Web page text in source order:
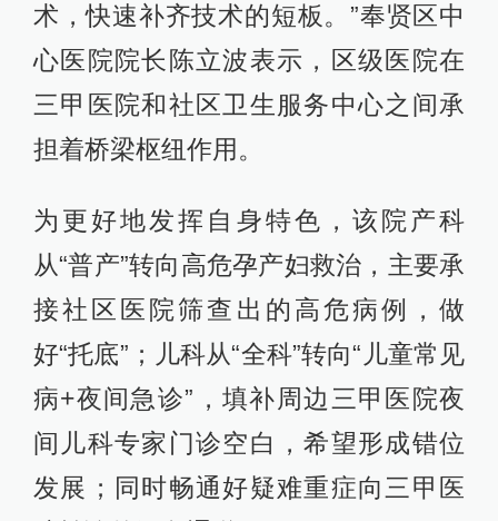
术，快速补齐技术的短板。”奉贤区中
心医院院长陈立波表示，区级医院在
三甲医院和社区卫生服务中心之间承
担着桥梁枢纽作用。
为更好地发挥自身特色，该院产科
从“普产”转向高危孕产妇救治，主要承
接社区医院筛查出的高危病例，做
好“托底”；儿科从“全科”转向“儿童常见
病+夜间急诊”，填补周边三甲医院夜
间儿科专家门诊空白，希望形成错位
发展；同时畅通好疑难重症向三甲医